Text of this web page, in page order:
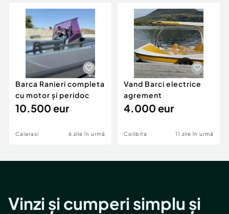
Servicii
Animale de companie
Afaceri și echipamente profesionale
Inchiriere Bunuri si Vehicule
Utilaje agricole si industriale
Piese auto si accesorii
Dacia Duster
Barca Ranieri completa
cu motor și peridoc
10.500 eur
Calarasi 6 zile în urmă
Vand Barci electrice
agrement
4.000 eur
Colibita 11 zile în urmă
Vinzi și cumperi simplu și